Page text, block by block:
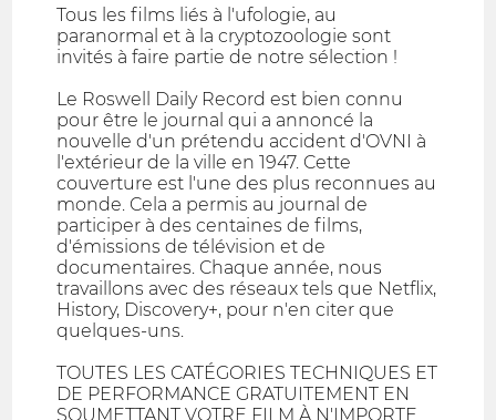
Tous les films liés à l'ufologie, au
paranormal et à la cryptozoologie sont
invités à faire partie de notre sélection !
Le Roswell Daily Record est bien connu
pour être le journal qui a annoncé la
nouvelle d'un prétendu accident d'OVNI à
l'extérieur de la ville en 1947. Cette
couverture est l'une des plus reconnues au
monde. Cela a permis au journal de
participer à des centaines de films,
d'émissions de télévision et de
documentaires. Chaque année, nous
travaillons avec des réseaux tels que Netflix,
History, Discovery+, pour n'en citer que
quelques-uns.
TOUTES LES CATÉGORIES TECHNIQUES ET
DE PERFORMANCE GRATUITEMENT EN
SOUMETTANT VOTRE FILM À N'IMPORTE